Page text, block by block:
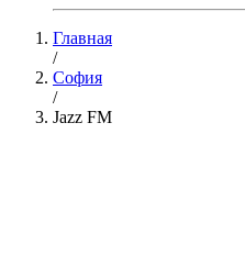
Главная
/
София
/
Jazz FM